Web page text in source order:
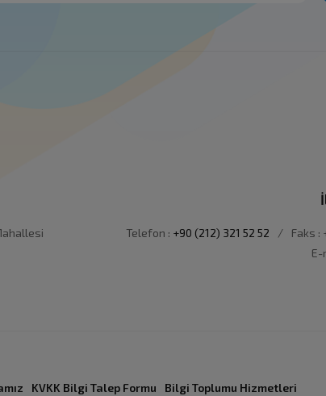
Telefon : +90 (212) 321 52 52 /
Faks :
E-
KVKK Bilgi Talep Formu Bilgi Toplumu Hizmetleri